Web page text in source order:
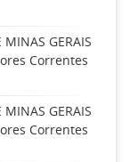
MINAS GERAIS
Correntes
MINAS GERAIS
Correntes